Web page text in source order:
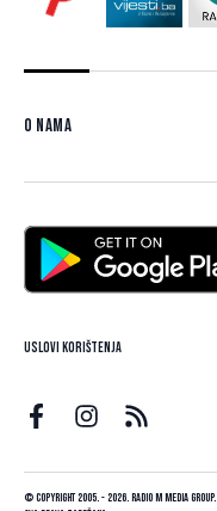
O nama
Uslovi korištenja
© Copyright 2005. - 2026. Radio M Media Group.